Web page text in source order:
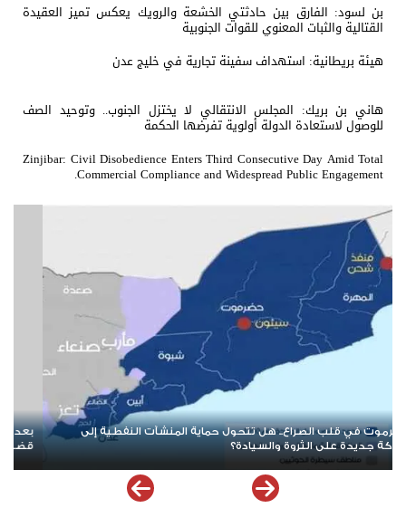
بن لسود: الفارق بين حادثتي الخشعة والرويك يعكس تميز العقيدة
القتالية والثبات المعنوي للقوات الجنوبية
هيئة بريطانية: استهداف سفينة تجارية في خليج عدن
هاني بن بريك: المجلس الانتقالي لا يختزل الجنوب.. وتوحيد الصف
للوصول لاستعادة الدولة أولوية تفرضها الحكمة
Zinjibar: Civil Disobedience Enters Third Consecutive Day Amid Total
Commercial Compliance and Widespread Public Engagement.
بعد حرب الممرات وتمدد الإرهاب.. هل يقترب العالم من إعادة قراءة
قضية شعب الجنوب؟